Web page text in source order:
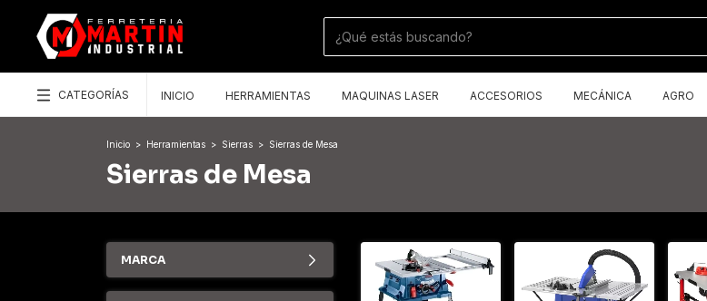
CATEGORÍAS INICIO HERRAMIENTAS MAQUINAS LASER ACCESORIOS MECÁNICA AGRO
Inicio > Herramientas > Sierras > Sierras de Mesa
Sierras de Mesa
MARCA